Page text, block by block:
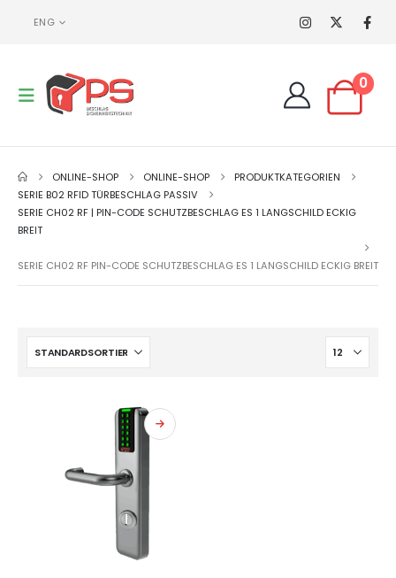
ENG
0
ONLINE-SHOP ONLINE-SHOP
PRODUKTKATEGORIEN
SERIE B02 RFID TÜRBESCHLAG PASSIV
SERIE CH02 RF | PIN-CODE SCHUTZBESCHLAG ES 1 LANGSCHILD ECKIG
BREIT
SERIE CH02 RF PIN-CODE SCHUTZBESCHLAG ES 1 LANGSCHILD ECKIG BREIT